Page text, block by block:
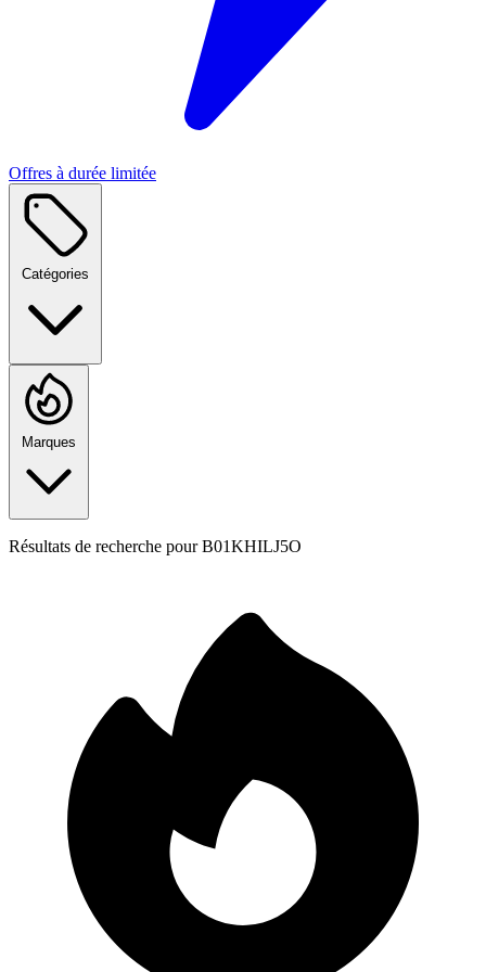
Offres à durée limitée
Catégories
Marques
Résultats de recherche pourB01KHILJ5O